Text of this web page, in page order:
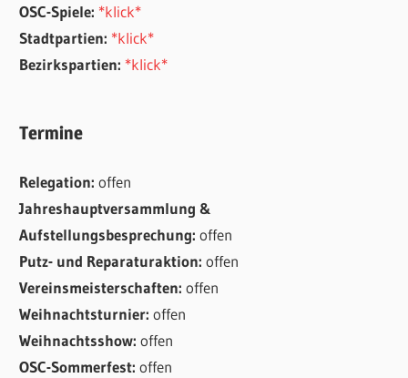
OSC-Spiele: *klick*
Stadtpartien: *klick*
Bezirkspartien: *klick*
Termine
Relegation:offen
Jahreshauptversammlung &
Aufstellungsbesprechung:offen
Putz- und Reparaturaktion:offen
Vereinsmeisterschaften:offen
Weihnachtsturnier:offen
Weihnachtsshow:offen
OSC-Sommerfest:offen